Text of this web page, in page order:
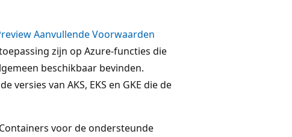
Aanvullende Voorwaarden
zijn op Azure-functies die
beschikbaar bevinden.
van AKS, EKS en GKE die de
voor de ondersteunde